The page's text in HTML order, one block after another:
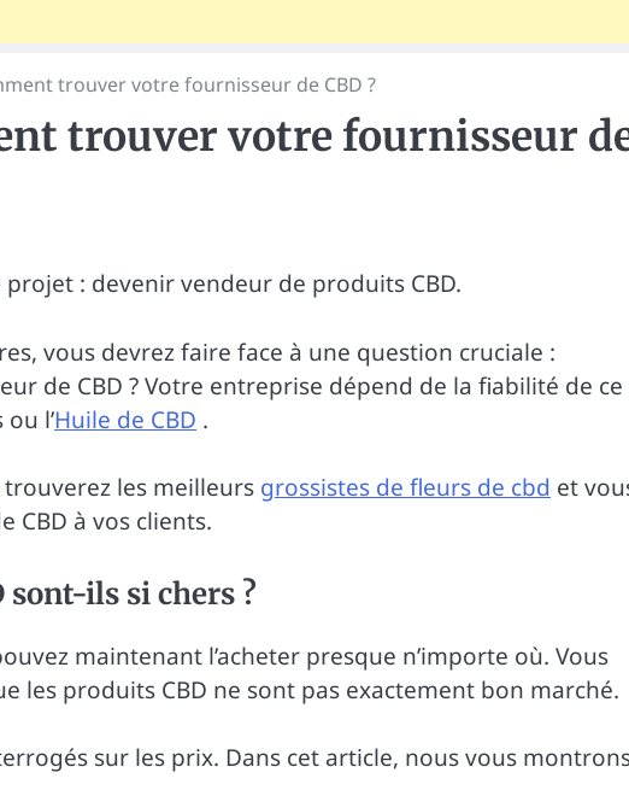
trouver votre fournisseur de CBD ?
trouver votre fournisseur
: devenir vendeur de produits CBD.
vous devrez faire face à une question cruciale :
de CBD ? Votre entreprise dépend de la fiabilité de ce
l’Huile de CBD .
les meilleurs grossistes de fleurs de cbd et
CBD à vos clients.
sont-ils si chers ?
maintenant l’acheter presque n’importe où. Vous
les produits CBD ne sont pas exactement bon marché.
sur les prix. Dans cet article, nous vous